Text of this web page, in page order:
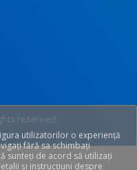
reserved.
utilizatorilor o experiență
fără sa schimbați
sunteți de acord să utilizați
și instrucțiuni despre